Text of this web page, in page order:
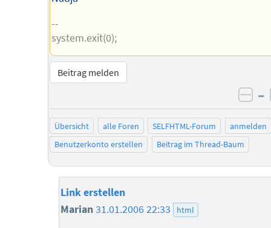
--
system.exit(0);
Beitrag melden
–
Übersicht alle Foren SELFHTML-Forum
anmelden
Benutzerkonto erstellen
Beitrag im Thread-Baum
Link erstellen
Marian31.01.2006 22:33 html